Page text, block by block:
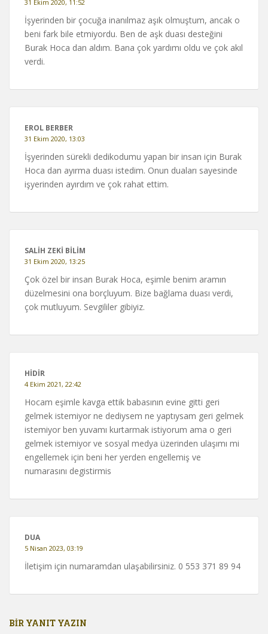
31 Ekim 2020, 11:52
İşyerinden bir çocuğa inanılmaz aşık olmuştum, ancak o
beni fark bile etmiyordu. Ben de aşk duası desteğini
Burak Hoca dan aldım. Bana çok yardımı oldu ve çok akıl
verdi.
EROL BERBER
31 Ekim 2020, 13:03
İşyerinden sürekli dedikodumu yapan bir insan için Burak
Hoca dan ayırma duası istedim. Onun duaları sayesinde
işyerinden ayırdım ve çok rahat ettim.
SALİH ZEKİ BİLİM
31 Ekim 2020, 13:25
Çok özel bir insan Burak Hoca, eşimle benim aramın
düzelmesini ona borçluyum. Bize bağlama duası verdi,
çok mutluyum. Sevgililer gibiyiz.
HIDIR
4 Ekim 2021, 22:42
Hocam eşimle kavga ettik babasının evine gitti geri
gelmek istemiyor ne dediysem ne yaptıysam geri gelmek
istemiyor ben yuvamı kurtarmak istiyorum ama o geri
gelmek istemiyor ve sosyal medya üzerinden ulaşımı mi
engellemek için beni her yerden engellemiş ve
numarasını degistirmis
DUA
5 Nisan 2023, 03:19
İletişim için numaramdan ulaşabilirsiniz. 0 553 371 89 94
BIR YANIT YAZIN